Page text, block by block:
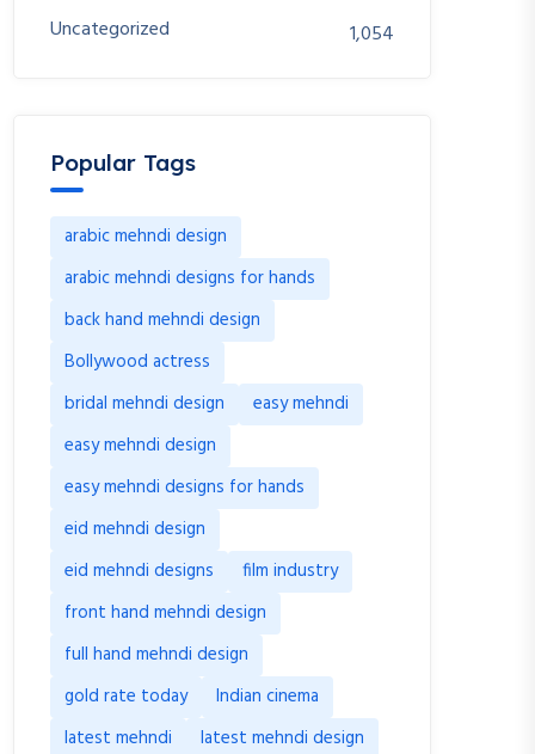
Uncategorized
1,054
Popular Tags
arabic mehndi design
arabic mehndi designs for hands
back hand mehndi design
Bollywood actress
bridal mehndi design
easy mehndi
easy mehndi design
easy mehndi designs for hands
eid mehndi design
eid mehndi designs
film industry
front hand mehndi design
full hand mehndi design
gold rate today
Indian cinema
latest mehndi
latest mehndi design